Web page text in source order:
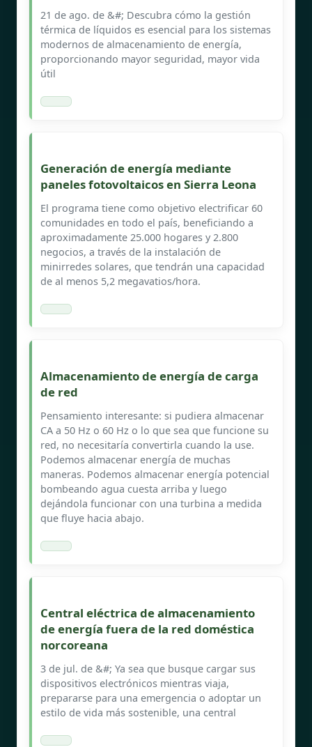
21 de ago. de &#; Descubra cómo la gestión
térmica de líquidos es esencial para los sistemas
modernos de almacenamiento de energía,
proporcionando mayor seguridad, mayor vida
útil
Generación de energía mediante
paneles fotovoltaicos en Sierra Leona
El programa tiene como objetivo electrificar 60
comunidades en todo el país, beneficiando a
aproximadamente 25.000 hogares y 2.800
negocios, a través de la instalación de
minirredes solares, que tendrán una capacidad
de al menos 5,2 megavatios/hora.
Almacenamiento de energía de carga
de red
Pensamiento interesante: si pudiera almacenar
CA a 50 Hz o 60 Hz o lo que sea que funcione su
red, no necesitaría convertirla cuando la use.
Podemos almacenar energía de muchas
maneras. Podemos almacenar energía potencial
bombeando agua cuesta arriba y luego
dejándola funcionar con una turbina a medida
que fluye hacia abajo.
Central eléctrica de almacenamiento
de energía fuera de la red doméstica
norcoreana
3 de jul. de &#; Ya sea que busque cargar sus
dispositivos electrónicos mientras viaja,
prepararse para una emergencia o adoptar un
estilo de vida más sostenible, una central